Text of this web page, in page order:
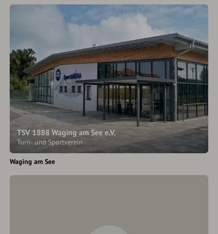
TSV 1888 Waging am See e.V.
Turn- und Sportverein
Waging am See